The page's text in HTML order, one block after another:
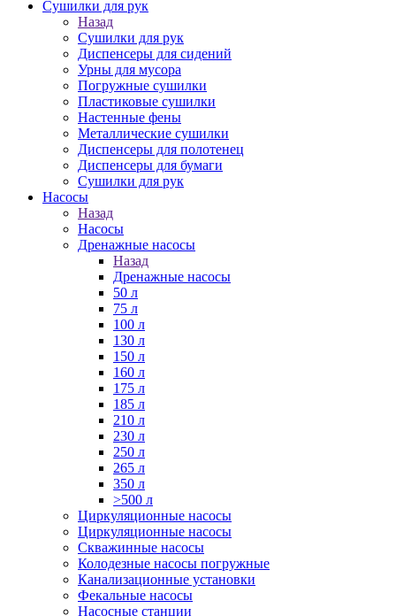
Сушилки для рук
Назад
Сушилки для рук
Диспенсеры для сидений
Урны для мусора
Погружные сушилки
Пластиковые сушилки
Настенные фены
Металлические сушилки
Диспенсеры для полотенец
Диспенсеры для бумаги
Сушилки для рук
Насосы
Назад
Насосы
Дренажные насосы
Назад
Дренажные насосы
50 л
75 л
100 л
130 л
150 л
160 л
175 л
185 л
210 л
230 л
250 л
265 л
350 л
>500 л
Циркуляционные насосы
Циркуляционные насосы
Скважинные насосы
Колодезные насосы погружные
Канализационные установки
Фекальные насосы
Насосные станции